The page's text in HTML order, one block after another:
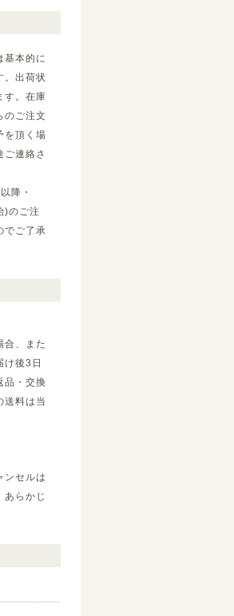
基本的に
。出荷状
す。在庫
のご注文
を頂く場
ご連絡さ
降・
)のご注
でご了承
合、また
け後3日
品・交換
送料は当
ンセルは
あらかじ